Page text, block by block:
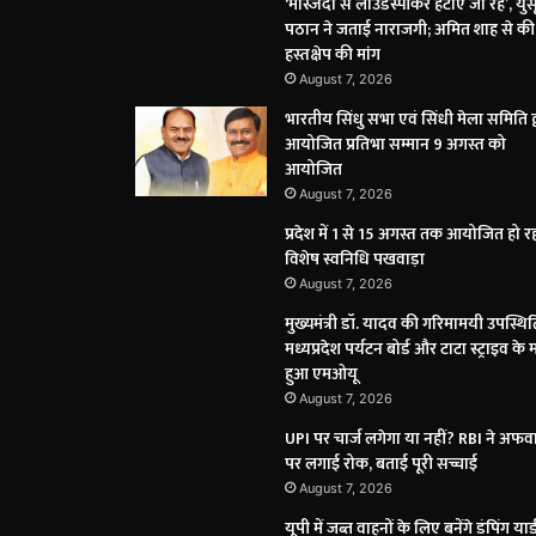
पठान ने जताई नाराजगी; अमित शाह से की
हस्तक्षेप की मांग
August 7, 2026
भारतीय सिंधु सभा एवं सिंधी मेला समिति
आयोजित प्रतिभा सम्मान 9 अगस्त को
आयोजित
August 7, 2026
प्रदेश में 1 से 15 अगस्त तक आयोजित हो
विशेष स्वनिधि पखवाड़ा
August 7, 2026
मुख्यमंत्री डॉ. यादव की गरिमामयी
मध्यप्रदेश पर्यटन बोर्ड और टाटा स्ट्राइव के
हुआ एमओयू
August 7, 2026
UPI पर चार्ज लगेगा या नहीं? RBI ने
पर लगाई रोक, बताई पूरी सच्चाई
August 7, 2026
यूपी में जब्त वाहनों के लिए बनेंगे डंपिंग